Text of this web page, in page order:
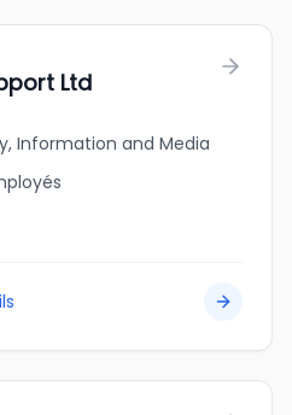
Ltd
Information and Media